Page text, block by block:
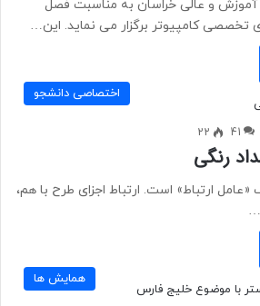
و عالی خراسان به مناسبت فصل
تخصصی کامپیوتر برگزار می نماید. این…
اختصاصی دانشجو
41
22
رنگی
ارتباط» است. ارتباط اجزای طرح با هم،
همایش ها